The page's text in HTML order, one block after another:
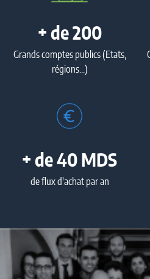
+ de 200
Grands comptes publics (Etats,
régions...)
+ de 40 MDS
de flux d'achat par an